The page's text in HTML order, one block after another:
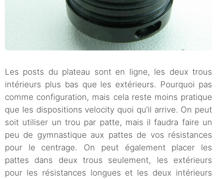
Les posts du plateau sont en ligne, les deux trous
intérieurs plus bas que les extérieurs. Pourquoi pas
comme configuration, mais cela reste moins pratique
que les dispositions velocity quoi qu’il arrive. On peut
soit utiliser un trou par patte, mais il faudra faire un
peu de gymnastique aux pattes de vos résistances
pour le centrage. On peut également placer les
pattes dans deux trous seulement, les extérieurs
pour les résistances longues et les deux intérieurs